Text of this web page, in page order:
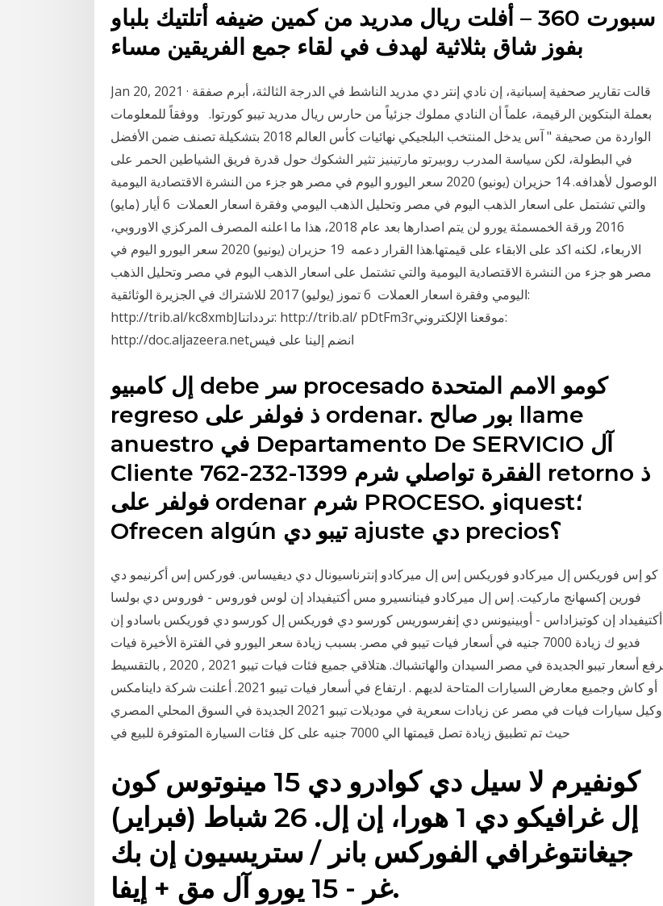
سبورت 360 – أفلت ريال مدريد من كمين ضيفه أتلتيك بلباو
بفوز شاق بثلاثية لهدف في لقاء جمع الفريقين مساء
Jan 20, 2021 · قالت تقارير صحفية إسبانية، إن نادي إنتر دي مدريد الناشط في الدرجة الثالثة، أبرم صفقة
بعملة البتكوين الرقيمة، علماً أن النادي مملوك جزئياً من حارس ريال مدريد تيبو كورتوا. ووفقاً للمعلومات
الواردة من صحيفة " آس يدخل المنتخب البلجيكي نهائيات كأس العالم 2018 بتشكيلة تصنف ضمن الأفضل
في البطولة، لكن سياسة المدرب روبيرتو مارتينيز تثير الشكوك حول قدرة فريق الشياطين الحمر على
الوصول لأهدافه. 14 حزيران (يونيو) 2020 سعر اليورو اليوم في مصر هو جزء من النشرة الاقتصادية اليومية
والتي تشتمل على اسعار الذهب اليوم في مصر وتحليل الذهب اليومي وفقرة اسعار العملات 6 أيار (مايو)
2016 ورقة الخمسمئة يورو لن يتم اصدارها بعد عام 2018، هذا ما اعلنه المصرف المركزي الاوروبي،
الاربعاء، لكنه اكد على الابقاء على قيمتها.هذا القرار دعمه 19 حزيران (يونيو) 2020 سعر اليورو اليوم في
مصر هو جزء من النشرة الاقتصادية اليومية والتي تشتمل على اسعار الذهب اليوم في مصر وتحليل الذهب
اليومي وفقرة اسعار العملات 6 تموز (يوليو) 2017 للاشتراك في الجزيرة الوثائقية:
http://trib.al/kc8xmbJتردداتنا: http://trib.al/ pDtFm3rموقعنا الإلكتروني:
إل كامبيو debe سر procesado كومو الامم المتحدة
regreso ذ فولفر على ordenar. بور صالح llame
anuestro في Departamento De SERVICIO آل
Cliente 762-232-1399 الفقرة تواصلي شرم retorno ذ
فولفر على ordenar شرم PROCESO. وiquest؛
Ofrecen algún تيبو دي ajuste دي precios؟
كو إس فوريكس إل ميركادو فوريكس إس إل ميركادو إنترناسيونال دي ديفيساس. فوركس إس أكرنيمو دي
فورين إكسهانج ماركيت. إس إل ميركادو فينانسيرو مس أكتيفيداد إن لوس فوروس - فوروس دي بولسا
أكتيفيداد إن كوتيزاداس - أوبينيونس دي إنفرسوريس كورسو دي فوريكس إل كورسو دي فوريكس باسادو إن
فديو ك زيادة 7000 جنيه في أسعار فيات تيبو في مصر. بسبب زيادة سعر اليورو في الفترة الأخيرة فيات
ترفع أسعار تيبو الجديدة في مصر السيدان والهاتشباك. هتلاقي جميع فئات فيات تيبو 2021 , 2020 , بالتقسيط
أو كاش وجميع معارض السيارات المتاحة لديهم . ارتفاع في أسعار فيات تيبو 2021. أعلنت شركة داينامكس
وكيل سيارات فيات في مصر عن زيادات سعرية في موديلات تيبو 2021 الجديدة في السوق المحلي المصري
حيث تم تطبيق زيادة تصل قيمتها الي 7000 جنيه على كل فئات السيارة المتوفرة للبيع في
كونفيرم لا سيل دي كوادرو دي 15 مينوتوس كون
إل غرافيكو دي 1 هورا، إن إل. 26 شباط (فبراير)
جيغانتوغرافي الفوركس بانر / ستريسيون إن بك
غر - 15 يورو آل مق + إيفا.